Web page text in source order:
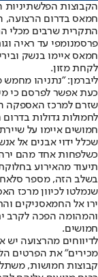
הקבוצות
חמאס בדרום הרצועה,
התקרית שרבים מכלי
פרסמנומפי עד ראיה
חמאס איימו בנשק
לקחת מזון.
ליברמן: "נתניהו
כעת אפשר לפרסם כי
שזרם למרכז האספקה
לחמולות גדולות
חמושים איימו על
שכלל ידוי אבנים אל
כשלפחות אחד מהם
תיעוד מהאירוע
בשלב הזה, מספר סלאח,
שנמלטו לכיוון מרכז
ירו אל החמאסניקים
והמהומה הפכה לקרב
חמושים.
לדיווחים מהרצועה יש
מכירים" את הפרטים
קבוצות חמושות,